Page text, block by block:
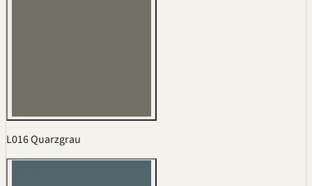
L016 Quarzgrau